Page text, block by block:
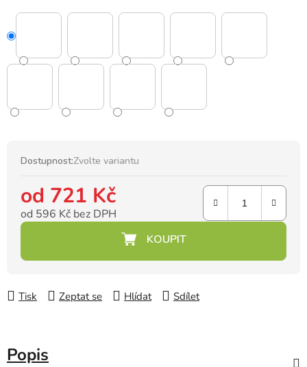
Dostupnost:Zvolte variantu
od 721 Kč
od 596 Kč bez DPH
Tisk Zeptat se Hlídat Sdílet
Popis